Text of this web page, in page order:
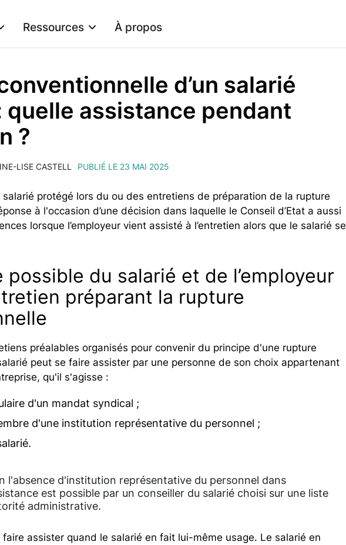
Ressources À propos
d’un salarié
quelle assistance pendant
?
LISE CASTELL PUBLIÉ LE 23 MAI 2025
protégé lors du ou des entretiens de préparation de la rupture
à l'occasion d’une décision dans laquelle le Conseil d’Etat a aussi
lorsque l’employeur vient assisté à l’entretien alors que le salarié se
possible du salarié et de l’employeur
préparant la rupture
préalables organisés pour convenir du principe d'une rupture
peut se faire assister par une personne de son choix appartenant
qu'il s'agisse :
d'un mandat syndical ;
d'une institution représentative du personnel ;
l'absence d'institution représentative du personnel dans
est possible par un conseiller du salarié choisi sur une liste
administrative.
faire assister quand le salarié en fait lui-même usage. Le salarié en